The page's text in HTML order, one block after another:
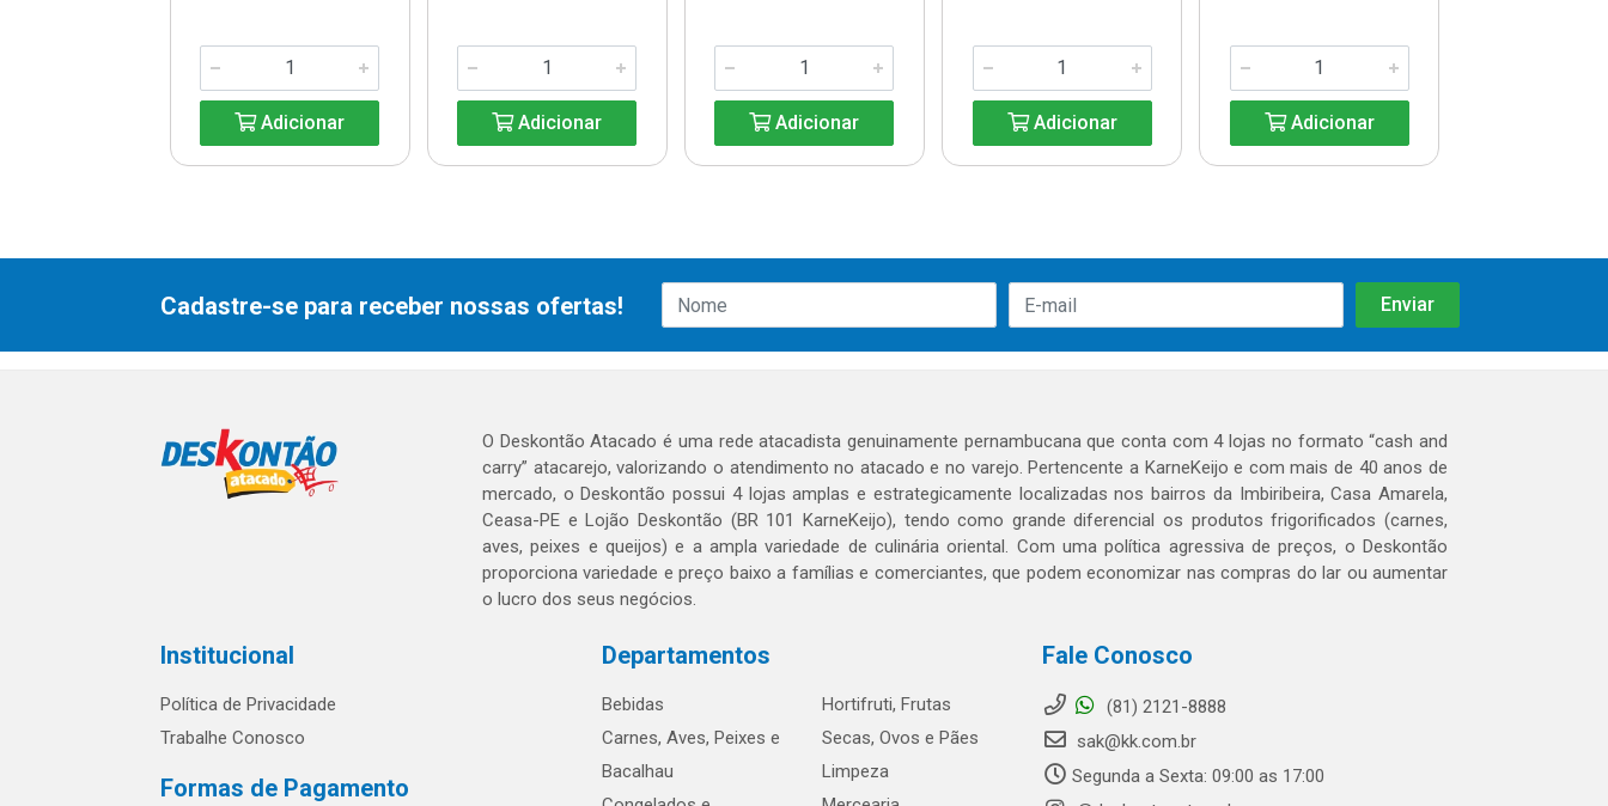
Adicionar Adicionar Adicionar Adicionar Adicionar
Cadastre-se para receber nossas ofertas!
O Deskontão Atacado é uma rede atacadista genuinamente pernambucana que conta com 4 lojas no formato “cash and
carry” atacarejo, valorizando o atendimento no atacado e no varejo. Pertencente a KarneKeijo e com mais de 40 anos de
mercado, o Deskontão possui 4 lojas amplas e estrategicamente localizadas nos bairros da Imbiribeira, Casa Amarela,
Ceasa-PE e Lojão Deskontão (BR 101 KarneKeijo), tendo como grande diferencial os produtos frigorificados (carnes,
aves, peixes e queijos) e a ampla variedade de culinária oriental. Com uma política agressiva de preços, o Deskontão
proporciona variedade e preço baixo a famílias e comerciantes, que podem economizar nas compras do lar ou aumentar
o lucro dos seus negócios.
Institucional
Política de Privacidade
Trabalhe Conosco
Formas de Pagamento
Departamentos
Bebidas
Carnes, Aves, Peixes e
Bacalhau
Hortifruti, Frutas
Secas, Ovos e Pães
Limpeza
Fale Conosco
(81) 2121-8888
sak@kk.com.br
Segunda a Sexta: 09:00 as 17:00